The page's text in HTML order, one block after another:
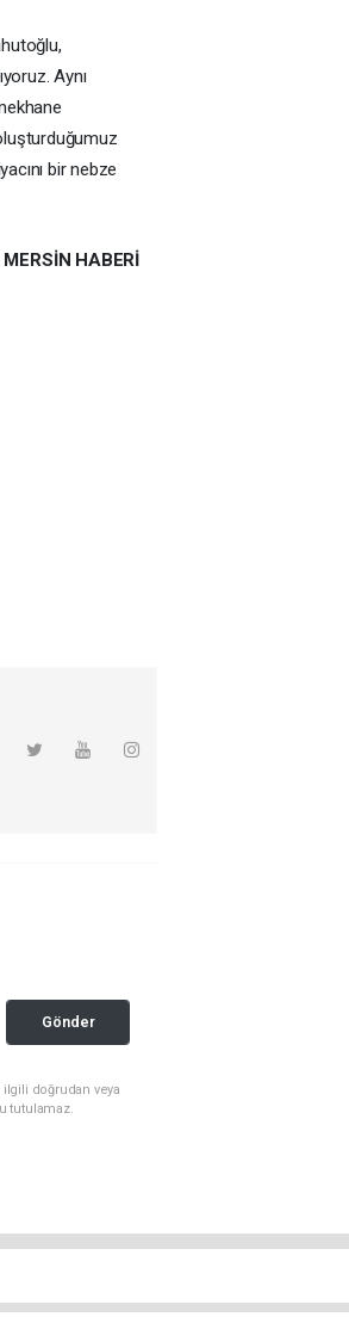
Aynı
bir nebze
MERSIN HABERİ
Gönder
ilgili doğrudan veya
tutulamaz.